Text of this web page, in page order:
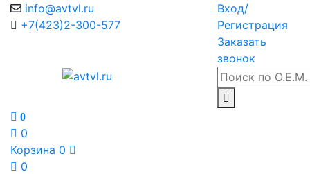
info@avtvl.ru
+7(423)2-300-577
Вход/
Регистрация
Заказать
звонок
0
0
Корзина 0
0